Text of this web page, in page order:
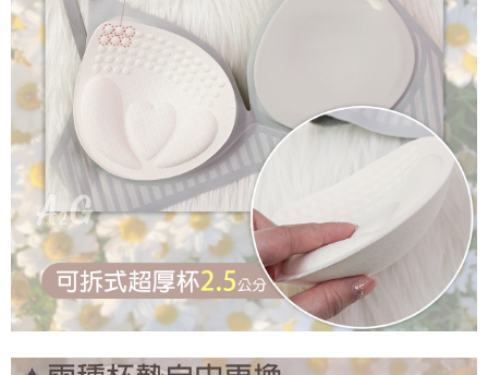
後付繳納相關費用。
※ 交易是否成功請以「AFTEE先享後付 」之結帳頁面顯示為準，若有關於
是否繳費成功／繳費後需取消欲退款等相關疑問，請聯繫「AFTEE先享後付
客戶支援中心」
https://netprotections.freshdesk.com/support/home
【注意事項】
１．透過由恩沛科技股份有限公司提供之「AFTEE先享後付」服務完成之交
易，需依本服務之必要範圍內提供個人資料，並將交易相關給付款項請求債
權轉讓予恩沛科技股份有限公司。
２．關於個人資料處理事宜，請瀏覽以下網址：
https://aftee.tw/terms/#terms3
３．未成年的使用者請事先徵得法定代理人或監護人之同意方可使用
「AFTEE先享後付」，若未經同意申辦者引起之損失，本公司不負相關責
任。
４．使用「AFTEE先享後付」時，將依據個別帳號之用戶狀況，依本公司即
時審查核予不同之上限額度；若仍有額度不足之情形，本公司將視審查結果
請求用戶進行身份認證。
恩沛科技股份有限公司將有權停止該用戶之使用額度並採取法律行動。
付款後7-11取貨
每筆NT$60，滿NT$699(含以上)免運費
宅配
每筆NT$100，滿NT$2,000(含以上)免運費